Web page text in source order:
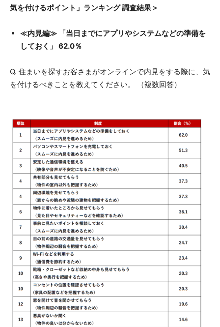
気を付けるポイント」ランキング 調査結果＞
≪内見編≫ 「当日までにアプリやシステムなどの準備を
しておく」 62.0％
Q. 住まいを探すお客さまがオンラインで内見をする際に、気
を付けるべきことを教えてください。 （複数回答）